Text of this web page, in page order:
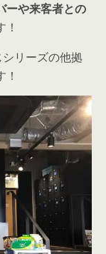
ーや来客者との
リーズの他拠